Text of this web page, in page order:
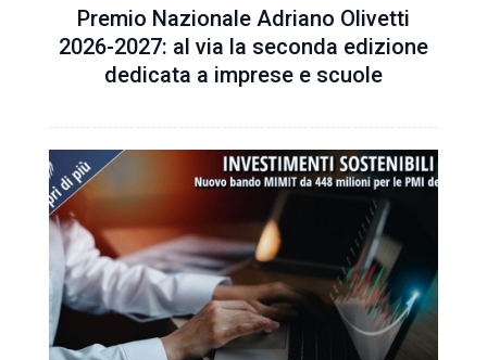
Premio Nazionale Adriano Olivetti
2026-2027: al via la seconda edizione
dedicata a imprese e scuole